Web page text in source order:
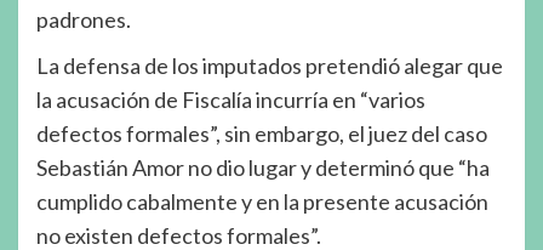
padrones.
La defensa de los imputados pretendió alegar que
la acusación de Fiscalía incurría en “varios
defectos formales”, sin embargo, el juez del caso
Sebastián Amor no dio lugar y determinó que “ha
cumplido cabalmente y en la presente acusación
no existen defectos formales”.